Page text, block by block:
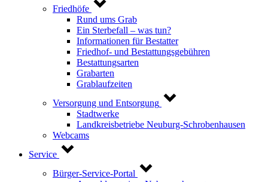
Friedhöfe
Rund ums Grab
Ein Sterbefall – was tun?
Informationen für Bestatter
Friedhof- und Bestattungsgebühren
Bestattungsarten
Grabarten
Grablaufzeiten
Versorgung und Entsorgung
Stadtwerke
Landkreisbetriebe Neuburg-Schrobenhausen
Webcams
Service
Bürger-Service-Portal